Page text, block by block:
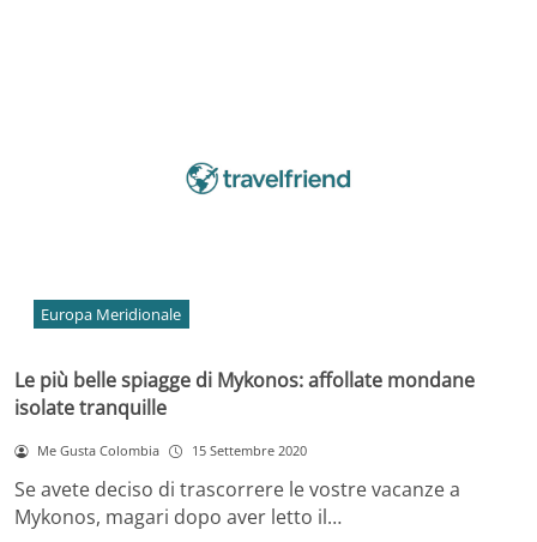
Europa Meridionale
Le più belle spiagge di Mykonos: affollate mondane
isolate tranquille
Me Gusta Colombia 15 Settembre 2020
Se avete deciso di trascorrere le vostre vacanze a
Mykonos, magari dopo aver letto il…